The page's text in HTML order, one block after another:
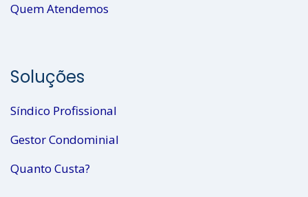
Quem Atendemos
Soluções
Síndico Profissional
Gestor Condominial
Quanto Custa?